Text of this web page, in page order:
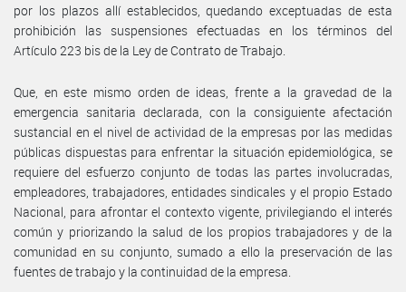
por los plazos allí establecidos, quedando exceptuadas de esta
prohibición las suspensiones efectuadas en los términos del
Artículo 223 bis de la Ley de Contrato de Trabajo.
Que, en este mismo orden de ideas, frente a la gravedad de la
emergencia sanitaria declarada, con la consiguiente afectación
sustancial en el nivel de actividad de la empresas por las medidas
públicas dispuestas para enfrentar la situación epidemiológica, se
requiere del esfuerzo conjunto de todas las partes involucradas,
empleadores, trabajadores, entidades sindicales y el propio Estado
Nacional, para afrontar el contexto vigente, privilegiando el interés
común y priorizando la salud de los propios trabajadores y de la
comunidad en su conjunto, sumado a ello la preservación de las
fuentes de trabajo y la continuidad de la empresa.